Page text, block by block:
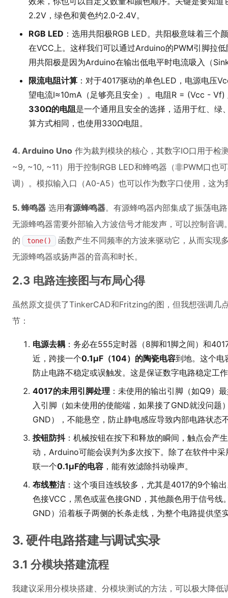
2.2V，绿色和黄色约2.0-2.4V。
RGB LED ：选用共阳极RGB LED。共阳极意味着三
在VCC上。这样我们可以通过Arduino的PWM引脚拉
用共阳极是因为Arduino在输出低电平时电流吸入（
限流电阻计算 ：对于4017驱动的单色LED，电源电压
望电流I≈10mA（足够亮且安全）。电阻R = (Vcc -
330Ω的电阻是一个通用且安全的选择，适用于红、绿
算方式相同，也使用330Ω电阻。
4. Arduino Uno 作为裁判模块的核心，其数字IO口用于
~9, ~10, ~11）用于控制RGB LED和蜂鸣器（非PWM口也
调）。模拟输入口（A0-A5）也可以作为数字口使用，这为
5. 蜂鸣器 选用有源蜂鸣器。有源蜂鸣器内部集成了振荡电
无源蜂鸣器需要外部输入方波信号才能发声，可以控制音
的
tone()
函数产生不同频率的方波来驱动它，从而实现
无源蜂鸣器或扬声器的音高和时长。
2.3 电路连接图与布局心得
虽然原文提供了TinkerCAD和Fritzing的图，但我想强调几
节：
电源去耦 ：务必在555定时器（8脚和1脚之间）和
近，跨接一个0.1μF（104）的陶瓷电容到地。这个电
防止电路不稳定或误触发。这是保证数字电路稳定工
4017的未用引脚处理 ：未使用的输出引脚（如Q9）
入引脚（如未使用的使能端，如果接了GND就没问题
GND），不能悬空，防止静电感应导致内部电路状态
按钮防抖：机械按钮在按下和释放的瞬间，触点会产
动，Arduino可能会误判为多次按下。除了在软件中
联一个0.1μF的电容 ，能有效滤除抖动噪声。
布线整洁：这个项目连线较多，尤其是4017的9个输
色接VCC，黑色或蓝色接GND，其他颜色用于信号线
GND）沿着板子两侧的长条走线，为整个电路提供坚
3. 硬件电路搭建与调试实录
3.1 分模块搭建流程
我建议采用分模块搭建、分模块测试的方法，可以极大降低